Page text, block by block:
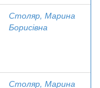
Столяр, Марина
Борисівна
Столяр, Марина